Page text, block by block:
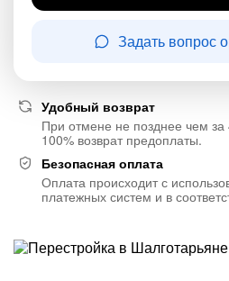
Задать вопрос
Удобный возврат
При отмене не позднее чем
100% возврат предоплаты.
Безопасная оплата
Оплата происходит с
платежных систем и в